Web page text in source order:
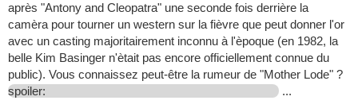
après "Antony and Cleopatra" une seconde fois derrière la
camèra pour tourner un western sur la fièvre que peut donner l'or
avec un casting majoritairement inconnu à l'èpoque (en 1982, la
belle Kim Basinger n'ètait pas encore officiellement connue du
public). Vous connaissez peut-être la rumeur de "Mother Lode" ?
spoiler:
...